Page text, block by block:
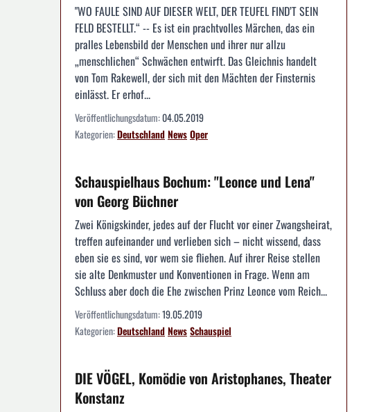
"WO FAULE SIND AUF DIESER WELT, DER TEUFEL FIND’T SEIN
FELD BESTELLT.“ -- Es ist ein prachtvolles Märchen, das ein
pralles Lebensbild der Menschen und ihrer nur allzu
„menschlichen“ Schwächen entwirft. Das Gleichnis handelt
von Tom Rakewell, der sich mit den Mächten der Finsternis
einlässt. Er erhof...
Veröffentlichungsdatum:04.05.2019
Kategorien:DeutschlandNewsOper
Schauspielhaus Bochum: "Leonce und Lena"
von Georg Büchner
Zwei Königskinder, jedes auf der Flucht vor einer Zwangsheirat,
treffen aufeinander und verlieben sich – nicht wissend, dass
eben sie es sind, vor wem sie fliehen. Auf ihrer Reise stellen
sie alte Denkmuster und Konventionen in Frage. Wenn am
Schluss aber doch die Ehe zwischen Prinz Leonce vom Reich...
Veröffentlichungsdatum:19.05.2019
Kategorien:DeutschlandNewsSchauspiel
DIE VÖGEL, Komödie von Aristophanes, Theater
Konstanz